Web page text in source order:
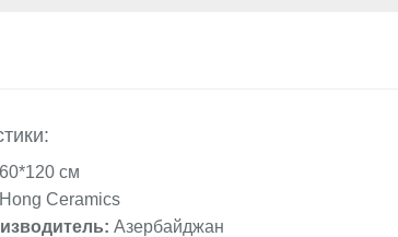
60*120 см
Ceramics
Азербайджан